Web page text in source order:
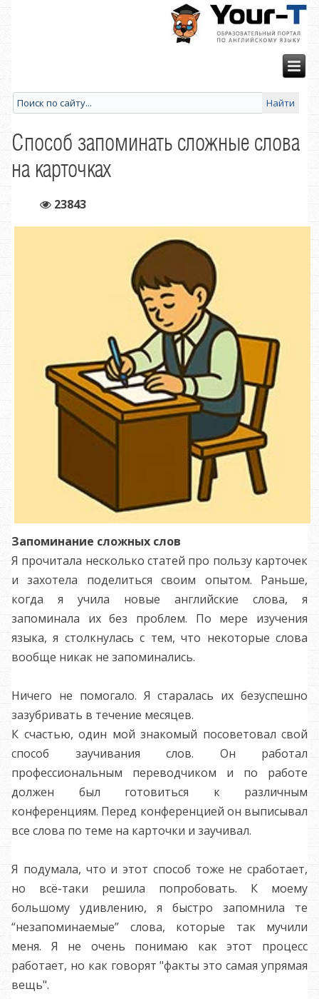
Способ запоминать сложные слова
на карточках
23843
Запоминание сложных слов
Я прочитала несколько статей про пользу карточек
и захотела поделиться своим опытом. Раньше,
когда я учила новые английские слова, я
запоминала их без проблем. По мере изучения
языка, я столкнулась с тем, что некоторые слова
вообще никак не запоминались.
Ничего не помогало. Я старалась их безуспешно
зазубривать в течение месяцев.
К счастью, один мой знакомый посоветовал свой
способ заучивания слов. Он работал
профессиональным переводчиком и по работе
должен был готовиться к различным
конференциям. Перед конференцией он выписывал
все слова по теме на карточки и заучивал.
Я подумала, что и этот способ тоже не сработает,
но всё-таки решила попробовать. К моему
большому удивлению, я быстро запомнила те
“незапоминаемые” слова, которые так мучили
меня. Я не очень понимаю как этот процесс
работает, но как говорят "факты это самая упрямая
вещь".